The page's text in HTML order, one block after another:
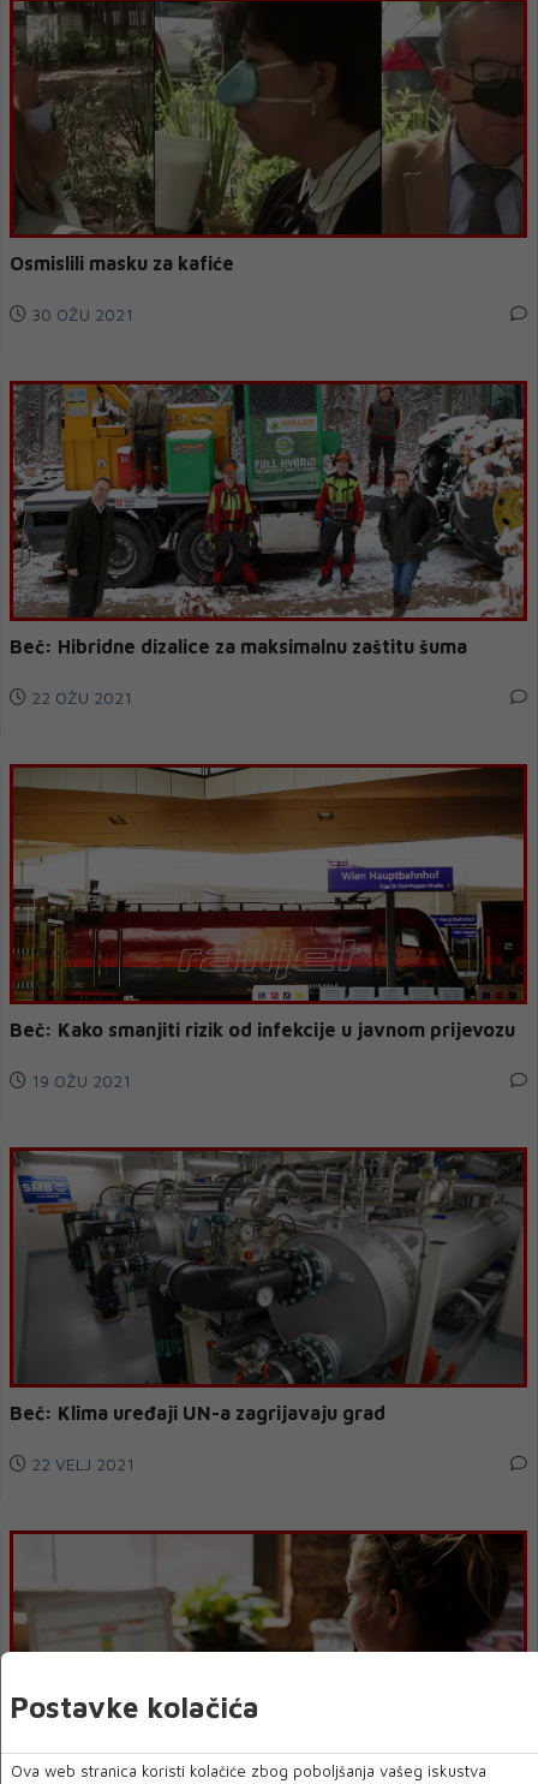
Osmislili masku za kafiće
30 OŽU 2021
Beč: Hibridne dizalice za maksimalnu zaštitu šuma
22 OŽU 2021
Beč: Kako smanjiti rizik od infekcije u javnom prijevozu
19 OŽU 2021
Beč: Klima uređaji UN-a zagrijavaju grad
22 VELJ 2021
Postavke kolačića
Ova web stranica koristi kolačiće zbog poboljšanja vašeg iskustva